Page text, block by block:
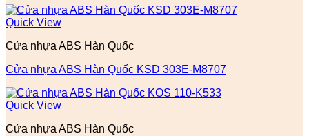
Quick View
Cửa nhựa ABS Hàn Quốc
Cửa nhựa ABS Hàn Quốc KSD 303E-M8707
Quick View
Cửa nhựa ABS Hàn Quốc